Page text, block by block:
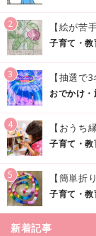
2
子育て・教
3
おでかけ
4
子育て・教
5
子育て・教
新着記事